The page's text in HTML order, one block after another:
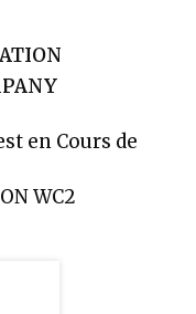
en Cours de
WC2